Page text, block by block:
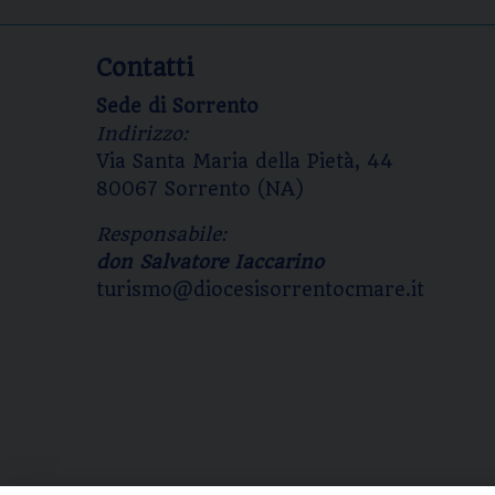
Contatti
Sede di Sorrento
Indirizzo:
Via Santa Maria della Pietà, 44
80067 Sorrento (NA)
Responsabile:
don Salvatore Iaccarino
turismo@diocesisorrentocmare.it